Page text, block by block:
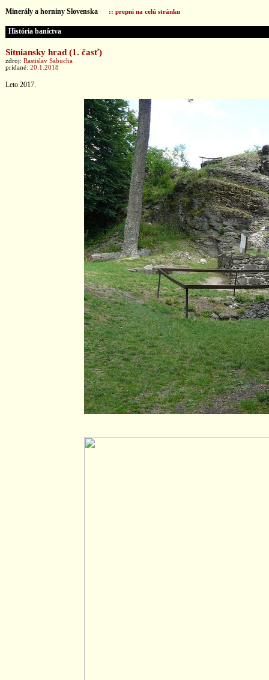
Minerály a horniny Slovenska :: prepni na celú stránku
História baníctva
Sitniansky hrad (1. časť)
zdroj: Rastislav Sabucha
pridané: 20.1.2018
Leto 2017.